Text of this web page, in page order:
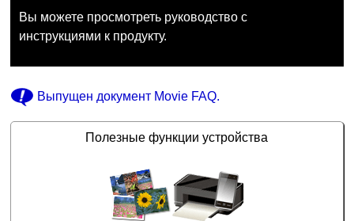
Вы можете просмотреть руководство с
инструкциями к продукту.
Выпущен документ Movie FAQ.
Полезные функции устройства